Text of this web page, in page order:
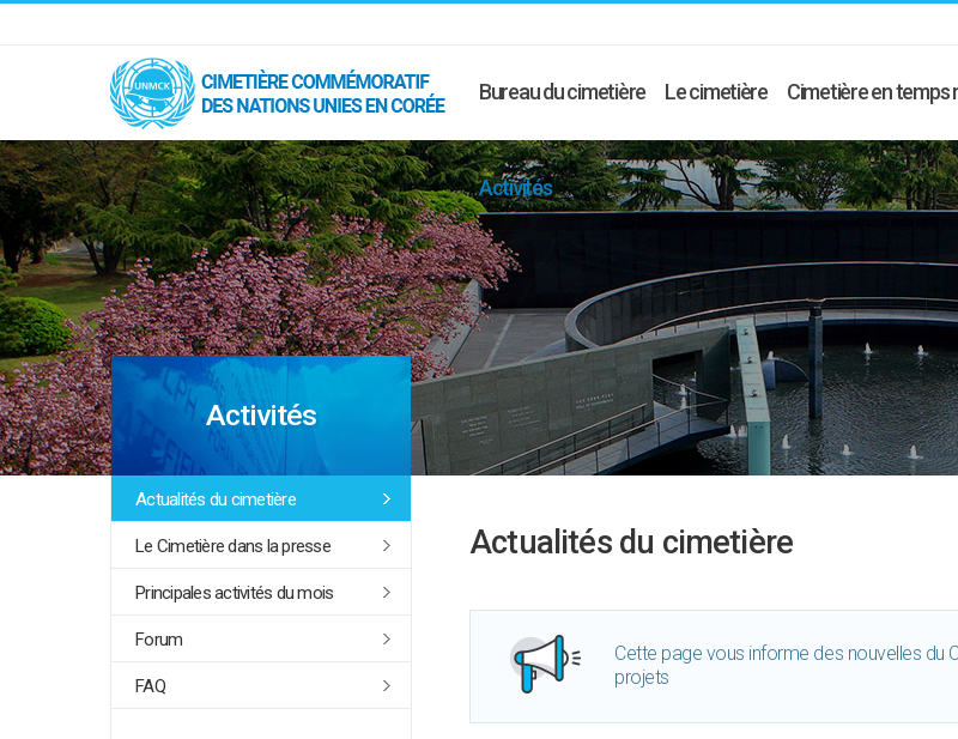
Bureau du cimetière Le cimetière Cimetière en temps
Activités
Activités
Actualités du cimetière
Le Cimetière dans la presse
Principales activités du mois
Forum
FAQ
Actualités du cimetière
Cette page vous informe des nouvelles du
projets